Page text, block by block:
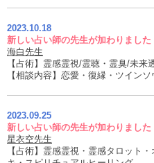
2023.10.18
新しい占い師の先生が加わりました
海白先生
【占術】霊感霊視/霊聴・霊臭/未来
【相談内容】恋愛・復縁・ツイン
2023.09.25
新しい占い師の先生が加わりました
星衣空先生
【占術】霊感霊視・霊感タロット